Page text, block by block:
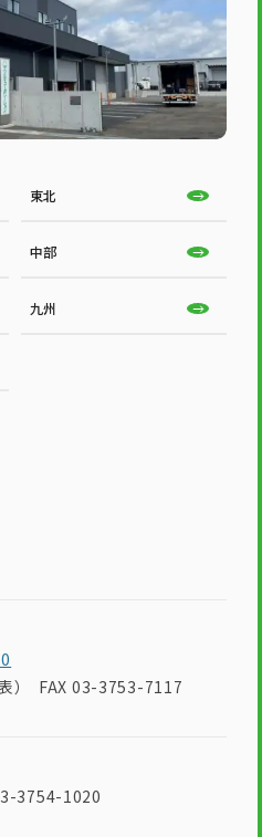
東北
中部
九州
） FAX 03-3753-7117
3754-1020